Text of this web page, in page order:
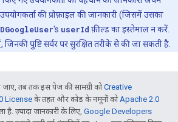
की प्रोफ़ाइल की जानकारी (जिसमें उसका
's userId फ़ील्ड का इस्तेमाल न करें.
, जिनकी पुष्टि सर्वर पर सुरक्षित तरीके से की जा सकती है.
तब तक इस पेज की सामग्री कोCreative
License के तहत और कोड के नमूनों कोApache 2.0
है. ज़्यादा जानकारी के लिए, Google Developers